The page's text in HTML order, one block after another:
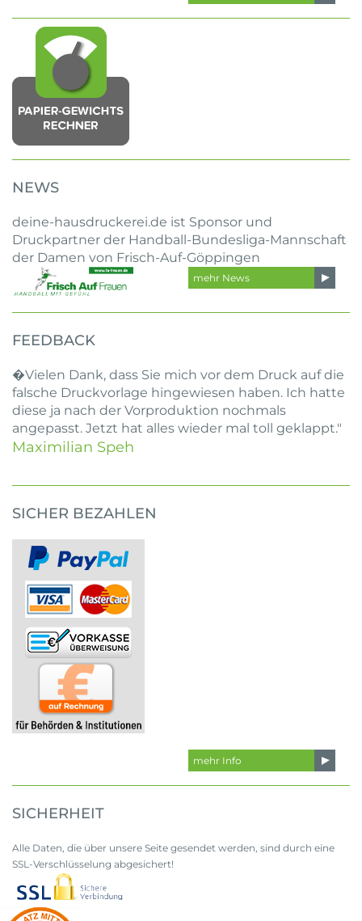
NEWS
deine-hausdruckerei.de ist Sponsor und
Druckpartner der Handball-Bundesliga-Mannschaft
der Damen von Frisch-Auf-Göppingen
mehr News
FEEDBACK
�Vielen Dank, dass Sie mich vor dem Druck auf die
falsche Druckvorlage hingewiesen haben. Ich hatte
diese ja nach der Vorproduktion nochmals
angepasst. Jetzt hat alles wieder mal toll geklappt."
Maximilian Speh
SICHER BEZAHLEN
mehr Info
SICHERHEIT
Alle Daten, die über unsere Seite gesendet werden, sind durch eine
SSL-Verschlüsselung abgesichert!